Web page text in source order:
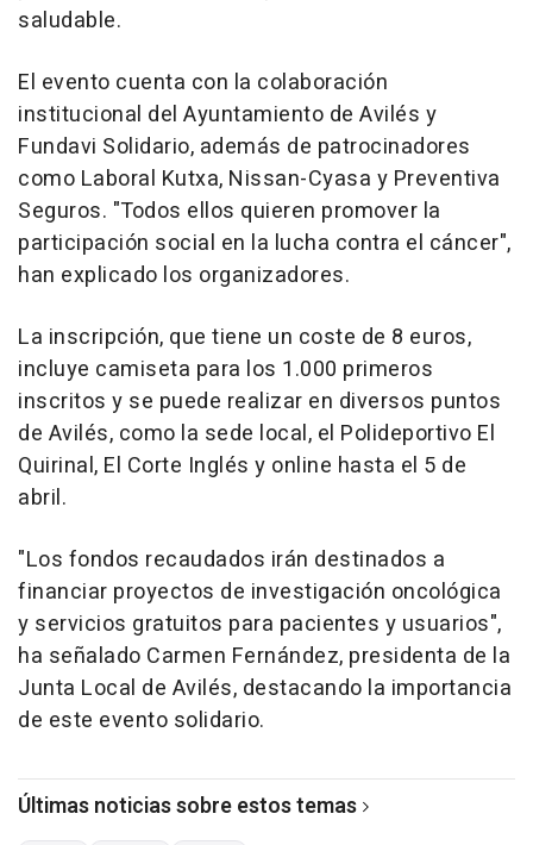
saludable.
El evento cuenta con la colaboración
institucional del Ayuntamiento de Avilés y
Fundavi Solidario, además de patrocinadores
como Laboral Kutxa, Nissan-Cyasa y Preventiva
Seguros. "Todos ellos quieren promover la
participación social en la lucha contra el cáncer",
han explicado los organizadores.
La inscripción, que tiene un coste de 8 euros,
incluye camiseta para los 1.000 primeros
inscritos y se puede realizar en diversos puntos
de Avilés, como la sede local, el Polideportivo El
Quirinal, El Corte Inglés y online hasta el 5 de
abril.
"Los fondos recaudados irán destinados a
financiar proyectos de investigación oncológica
y servicios gratuitos para pacientes y usuarios",
ha señalado Carmen Fernández, presidenta de la
Junta Local de Avilés, destacando la importancia
de este evento solidario.
Últimas noticias sobre estos temas